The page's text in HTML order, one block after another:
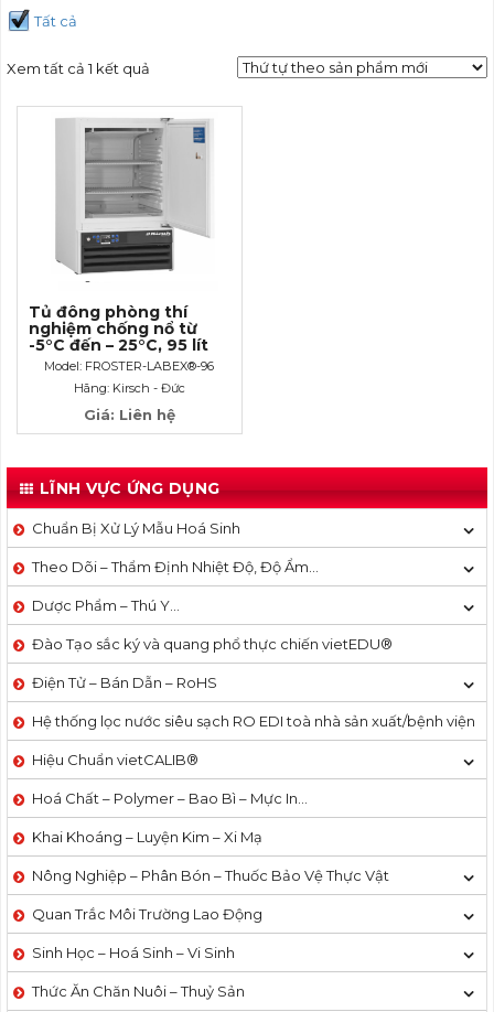
Tất cả
Xem tất cả 1 kết quả
Tủ đông phòng thí
nghiệm chống nổ từ
-5°C đến – 25°C, 95 lít
Model: FROSTER-LABEX®-96
Hãng: Kirsch - Đức
Giá: Liên hệ
LĨNH VỰC ỨNG DỤNG
Chuẩn Bị Xử Lý Mẫu Hoá Sinh
Theo Dõi – Thẩm Định Nhiệt Độ, Độ Ẩm…
Dược Phẩm – Thú Y…
Đào Tạo sắc ký và quang phổ thực chiến vietEDU®
Điện Tử – Bán Dẫn – RoHS
Hệ thống lọc nước siêu sạch RO EDI​​ toà nhà sản xuất/bệnh viện
Hiệu Chuẩn vietCALIB®
Hoá Chất – Polymer – Bao Bì – Mực In…
Khai Khoáng – Luyện Kim – Xi Mạ
Nông Nghiệp – Phân Bón – Thuốc Bảo Vệ Thực Vật
Quan Trắc Môi Trường Lao Động
Sinh Học – Hoá Sinh – Vi Sinh
Thức Ăn Chăn Nuôi – Thuỷ Sản